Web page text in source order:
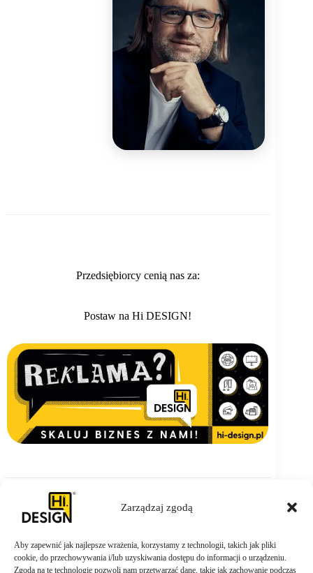
Zarządzaj zgodą
Aby zapewnić jak najlepsze wrażenia, korzystamy z technologii, takich jak pliki
cookie, do przechowywania i/lub uzyskiwania dostępu do informacji o urządzeniu.
Zgoda na te technologie pozwoli nam przetwarzać dane, takie jak zachowanie podczas
Przedsiębiorcy cenią nas za:
Postaw na Hi DESIGN!
ZAMÓW TERAZ